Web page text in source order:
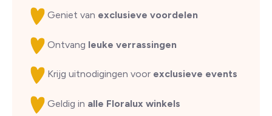
Geniet van exclusieve voordelen
Ontvang leuke verrassingen
Krijg uitnodigingen voor exclusieve events
Geldig in alle Floralux winkels